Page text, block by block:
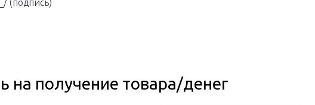
(подпись)
на получение товара/денег